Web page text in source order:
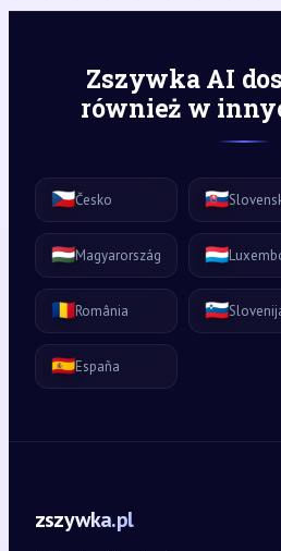
Zszywka AI
również w
🇨🇿Česko 🇸🇰
🇭🇺Magyarország 🇱🇺
🇷🇴România 🇸🇮
🇪🇸España
zszywka.pl